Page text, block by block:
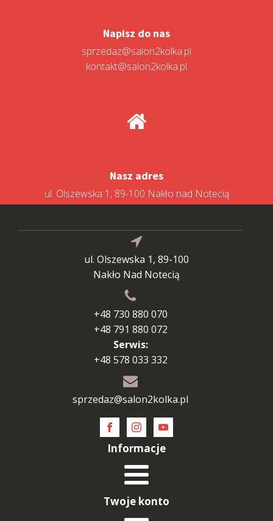
Napisz do nas
sprzedaz@salon2kolka.pl
kontakt@salon2kolka.pl
Nasz adres
ul. Olszewska 1, 89-100 Nakło nad Notecią
ul. Olszewska 1, 89-100
Nakło Nad Notecią
+48 730 880 070
+48 791 880 072
Serwis:
+48 578 033 332
sprzedaz@salon2kolka.pl
Informacje
Twoje konto